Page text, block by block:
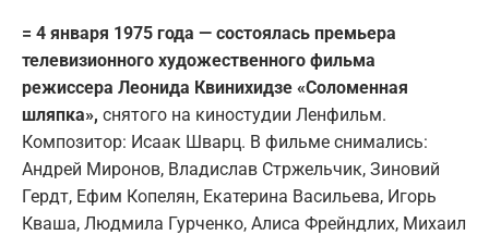
= 4 января 1975 года — состоялась премьера
телевизионного художественного фильма
режиссера Леонида Квинихидзе «Соломенная
шляпка», снятого на киностудии Ленфильм.
Композитор: Исаак Шварц. В фильме снимались:
Андрей Миронов, Владислав Стржельчик, Зиновий
Гердт, Ефим Копелян, Екатерина Васильева, Игорь
Кваша, Людмила Гурченко, Алиса Фрейндлих, Михаил